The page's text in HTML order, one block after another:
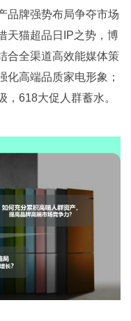
品牌强势布局争夺市场
天猫超品日IP之势，博
合全渠道高效能媒体策
化高端品质家电形象；
618大促人群蓄水。